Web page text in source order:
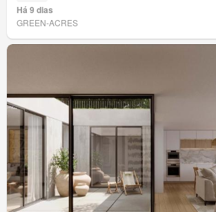
Há 9 dias
GREEN-ACRES